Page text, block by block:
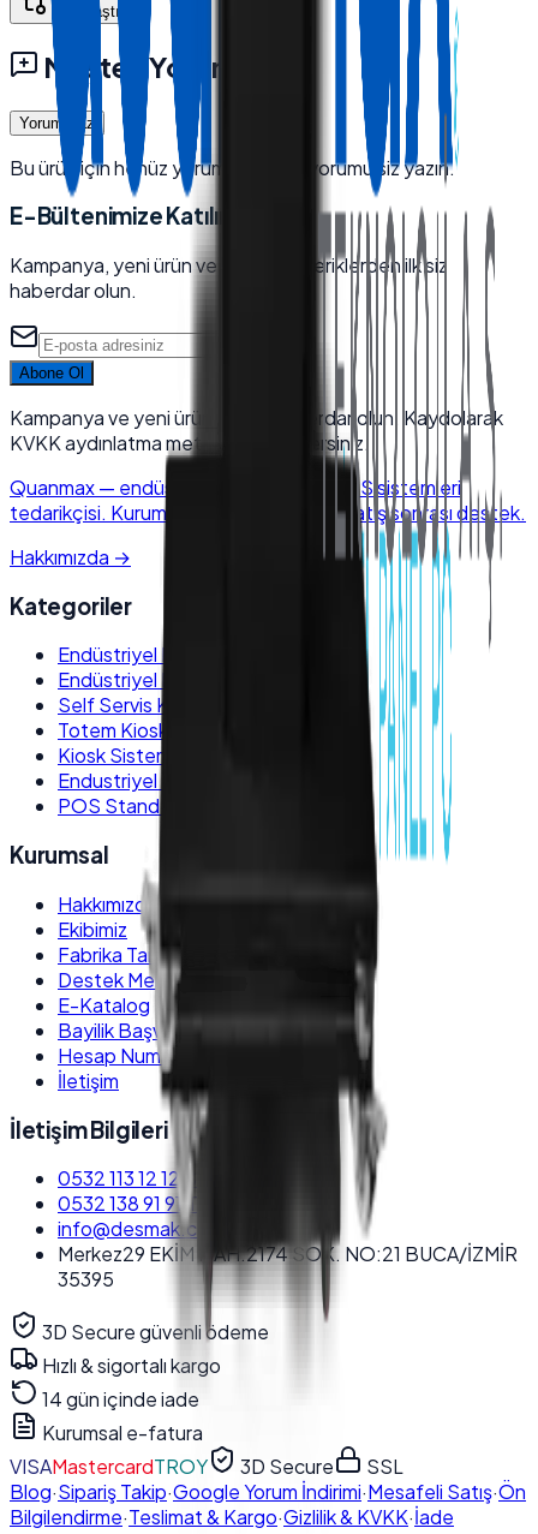
Karşılaştır
Müşteri Yorumları
Yorum Yaz
Bu ürün için henüz yorum yok — ilk yorumu siz yazın.
E-Bültenimize Katılın
Kampanya, yeni ürün ve sektörel içeriklerden ilk siz
haberdar olun.
Abone Ol
Kampanya ve yeni ürünlerden haberdar olun. Kaydolarak
KVKK aydınlatma metnini kabul edersiniz.
Quanmax— endüstriyel elektronik & POS sistemleri
tedarikçisi. Kurumsal kalite, hızlı kargo, satış sonrası destek.
Hakkımızda →
Kategoriler
Endüstriyel Panel PC
Endüstriyel Box PC
Self Servis Kiosk
Totem Kiosk
Kiosk Sistemleri
Endustriyel Monitörler
POS Stand ve Kiosk Ayakları
Kurumsal
Hakkımızda
Ekibimiz
Fabrika Tanıtım
Destek Merkezi
E-Katalog
Bayilik Başvurusu
Hesap Numaraları
İletişim
İletişim Bilgileri
0532 113 12 12
0532 138 91 91 Teknik Destek
info@desmak.com.tr
Merkez29 EKİM MAH.2174 SOK. NO:21 BUCA/İZMİR
35395
3D Secure güvenli ödeme
Hızlı & sigortalı kargo
14 gün içinde iade
Kurumsal e-fatura
VISAMastercardTROY 3D Secure
SSL
Blog·Sipariş Takip·Google Yorum İndirimi·Mesafeli Satış·Ön
Bilgilendirme·Teslimat & Kargo·Gizlilik & KVKK·İade